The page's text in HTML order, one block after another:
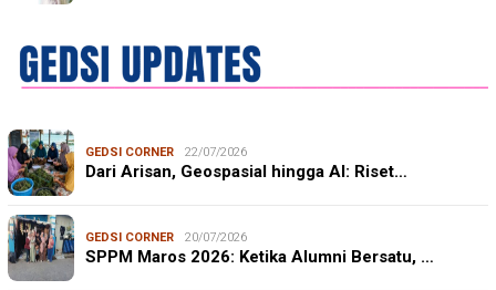
GEDSI CORNER 22/07/2026
Dari Arisan, Geospasial hingga AI: Riset…
GEDSI CORNER 20/07/2026
SPPM Maros 2026: Ketika Alumni Bersatu, …